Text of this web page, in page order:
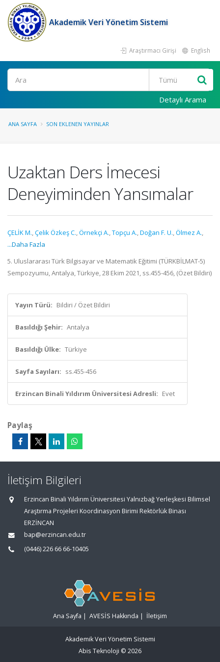
Akademik Veri Yönetim Sistemi
Araştırmacı Girişi English
Ara
Detaylı Arama
ANA SAYFA SON EKLENEN YAYINLAR
Uzaktan Ders İmecesi
Deneyiminden Yansımalar
ÇELİK M.,Çelik Özkeş C.,Örnekçi A.,Topçu A.,Doğan F. U.,Ölmez A.,
...Daha Fazla
5. Uluslararası Türk Bilgisayar ve Matematik Eğitimi (TÜRKBİLMAT-5)
Sempozyumu, Antalya, Türkiye, 28 Ekim 2021, ss.455-456, (Özet Bildiri)
Yayın Türü: Bildiri / Özet Bildiri
Basıldığı Şehir: Antalya
Basıldığı Ülke: Türkiye
Sayfa Sayıları: ss.455-456
Erzincan Binali Yıldırım Üniversitesi Adresli: Evet
Paylaş
İletişim Bilgileri
Erzincan Binali Yıldırım Üniversitesi Yalnızbağ Yerleşkesi Bilimsel
Araştırma Projeleri Koordinasyon Birimi Rektörlük Binası
ERZİNCAN
bap@erzincan.edu.tr
(0446) 226 66 66-10405
Ana Sayfa | AVESİS Hakkında | İletişim
Akademik Veri Yönetim Sistemi
Abis Teknoloji © 2026